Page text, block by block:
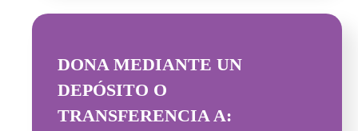
DONA MEDIANTE UN
DEPÓSITO O
TRANSFERENCIA A: